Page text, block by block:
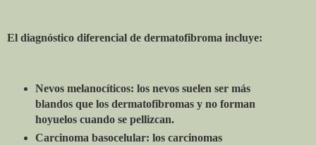
El diagnóstico diferencial de dermatofibroma incluye:
Nevos melanocíticos: los nevos suelen ser más
blandos que los dermatofibromas y no forman
hoyuelos cuando se pellizcan.
Carcinoma basocelular: los carcinomas